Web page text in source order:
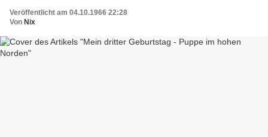
Veröffentlicht am 04.10.1966 22:28
Von Nix